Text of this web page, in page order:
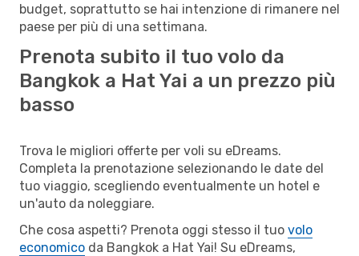
budget, soprattutto se hai intenzione di rimanere nel
paese per più di una settimana.
Prenota subito il tuo volo da
Bangkok a Hat Yai a un prezzo più
basso
Trova le migliori offerte per voli su eDreams.
Completa la prenotazione selezionando le date del
tuo viaggio, scegliendo eventualmente un hotel e
un'auto da noleggiare.
Che cosa aspetti? Prenota oggi stesso il tuo volo
economico da Bangkok a Hat Yai! Su eDreams,